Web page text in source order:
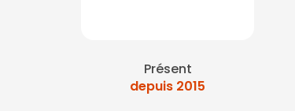
Présent
depuis 2015